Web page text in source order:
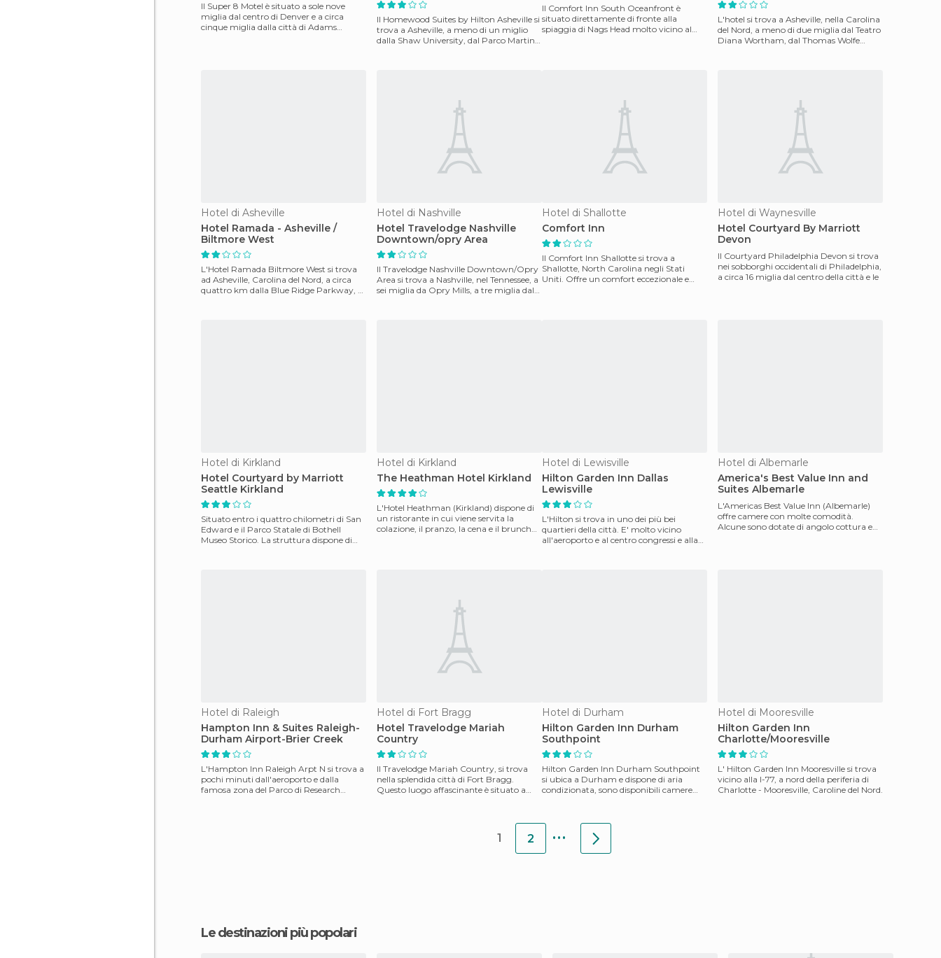
Il Super 8 Motel è situato a sole nove
miglia dal centro di Denver e a circa
cinque miglia dalla città di Adams
Il Homewood Suites by Hilton Asheville si
trova a Asheville, a meno di un miglio
dalla Shaw University, dal Parco Martin
Il Comfort Inn South Oceanfront è
situato direttamente di fronte alla
spiaggia di Nags Head molto vicino al
L'hotel si trova a Asheville, nella Carolina
del Nord, a meno di due miglia dal Teatro
Diana Wortham, dal Thomas Wolfe
Hotel di Asheville
Hotel Ramada - Asheville /
Biltmore West
L'Hotel Ramada Biltmore West si trova
ad Asheville, Carolina del Nord, a circa
quattro km dalla Blue Ridge Parkway, a
Hotel di Nashville
Hotel Travelodge Nashville
Downtown/opry Area
Il Travelodge Nashville Downtown/Opry
Area si trova a Nashville, nel Tennessee, a
sei miglia da Opry Mills, a tre miglia dal
Hotel di Shallotte
Comfort Inn
Il Comfort Inn Shallotte si trova a
Shallotte, North Carolina negli Stati
Uniti. Offre un comfort eccezionale e
Hotel di Waynesville
Hotel Courtyard By Marriott
Devon
Il Courtyard Philadelphia Devon si trova
nei sobborghi occidentali di Philadelphia,
a circa 16 miglia dal centro della città e le
Hotel di Kirkland
Hotel Courtyard by Marriott
Seattle Kirkland
Situato entro i quattro chilometri di San
Edward e il Parco Statale di Bothell
Museo Storico. La struttura dispone di
Hotel di Kirkland
The Heathman Hotel Kirkland
L'Hotel Heathman (Kirkland) dispone di
un ristorante in cui viene servita la
colazione, il pranzo, la cena e il brunch
Hotel di Lewisville
Hilton Garden Inn Dallas
Lewisville
L'Hilton si trova in uno dei più bei
quartieri della città. E' molto vicino
all'aeroporto e al centro congressi e alla
Hotel di Albemarle
America's Best Value Inn and
Suites Albemarle
L'Americas Best Value Inn (Albemarle)
offre camere con molte comodità.
Alcune sono dotate di angolo cottura e
Hotel di Raleigh
Hampton Inn & Suites Raleigh-
Durham Airport-Brier Creek
L'Hampton Inn Raleigh Arpt N si trova a
pochi minuti dall'aeroporto e dalla
famosa zona del Parco di Research
Hotel di Fort Bragg
Hotel Travelodge Mariah
Country
Il Travelodge Mariah Country, si trova
nella splendida città di Fort Bragg.
Questo luogo affascinante è situato a
Hotel di Durham
Hilton Garden Inn Durham
Southpoint
Hilton Garden Inn Durham Southpoint
si ubica a Durham e dispone di aria
condizionata, sono disponibili camere
Hotel di Mooresville
Hilton Garden Inn
Charlotte/Mooresville
L' Hilton Garden Inn Mooresville si trova
vicino alla I-77, a nord della periferia di
Charlotte - Mooresville, Caroline del Nord.
1 2 ...
Le destinazioni più popolari